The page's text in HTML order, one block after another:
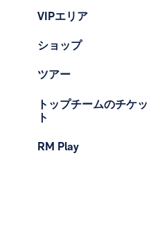
VIPエリア
ショップ
ツアー
トップチームのチケッ
ト
RM Play